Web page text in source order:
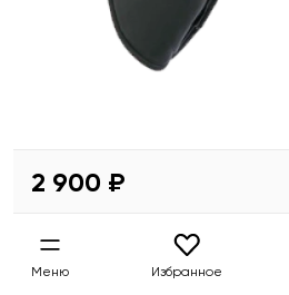
2 900 ₽
Меню Избранное